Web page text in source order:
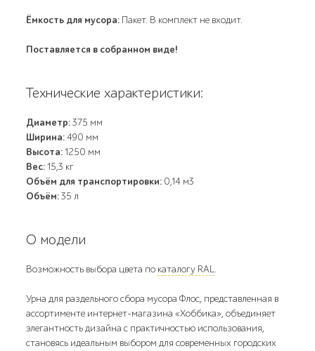
Ёмкость для мусора: Пакет. В комплект не входит.
Поставляется в собранном виде!
Технические характеристики:
Диаметр:375 мм
Ширина:490 мм
Высота:1250 мм
Вес:15,3 кг
Объём для транспортировки: 0,14 м3
Объём:35 л
О модели
Возможность выбора цвета по каталогу RAL.
Урна для раздельного сбора мусора Флос, представленная в
ассортименте интернет-магазина «Хоббика», объединяет
элегантность дизайна с практичностью использования,
становясь идеальным выбором для современных городских